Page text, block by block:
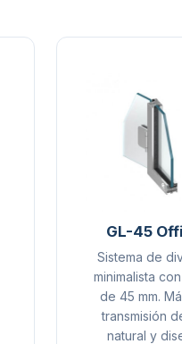
GL-45
Sistema de
minimalista
de 45 mm.
transmisión
natural y